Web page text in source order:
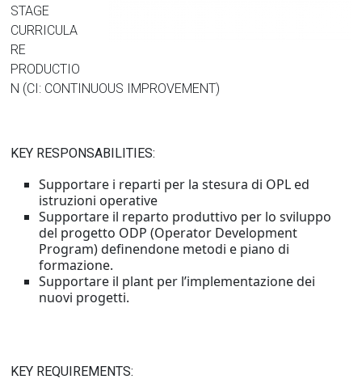
STAGE
CURRICULA
RE
PRODUCTIO
N (CI: CONTINUOUS IMPROVEMENT)
KEY RESPONSABILITIES:
Supportare i reparti per la stesura di OPL ed
istruzioni operative
Supportare il reparto produttivo per lo sviluppo
del progetto ODP (Operator Development
Program) definendone metodi e piano di
formazione.
Supportare il plant per l’implementazione dei
nuovi progetti.
KEY REQUIREMENTS: